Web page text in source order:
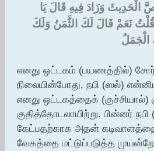
الْحَدِيثَ وَزَادَ فِيهِ قَالَ يَا
قُلْتُ نَعَمْ قَالَ لَكَ الثَّمَنُ وَلَكَ
الْجَمَلُ
எனது ஒட்டகம் (பயணத்தில்)
நிலையின்போது, நபி (ஸல்)
எனது ஒட்டகத்தைக் (குச்சியால்)
குதித்தோடலாயிற்று. பின்னர்
கேட்பதற்காக அதன்
வேகத்தை மட்டுப்படுத்த